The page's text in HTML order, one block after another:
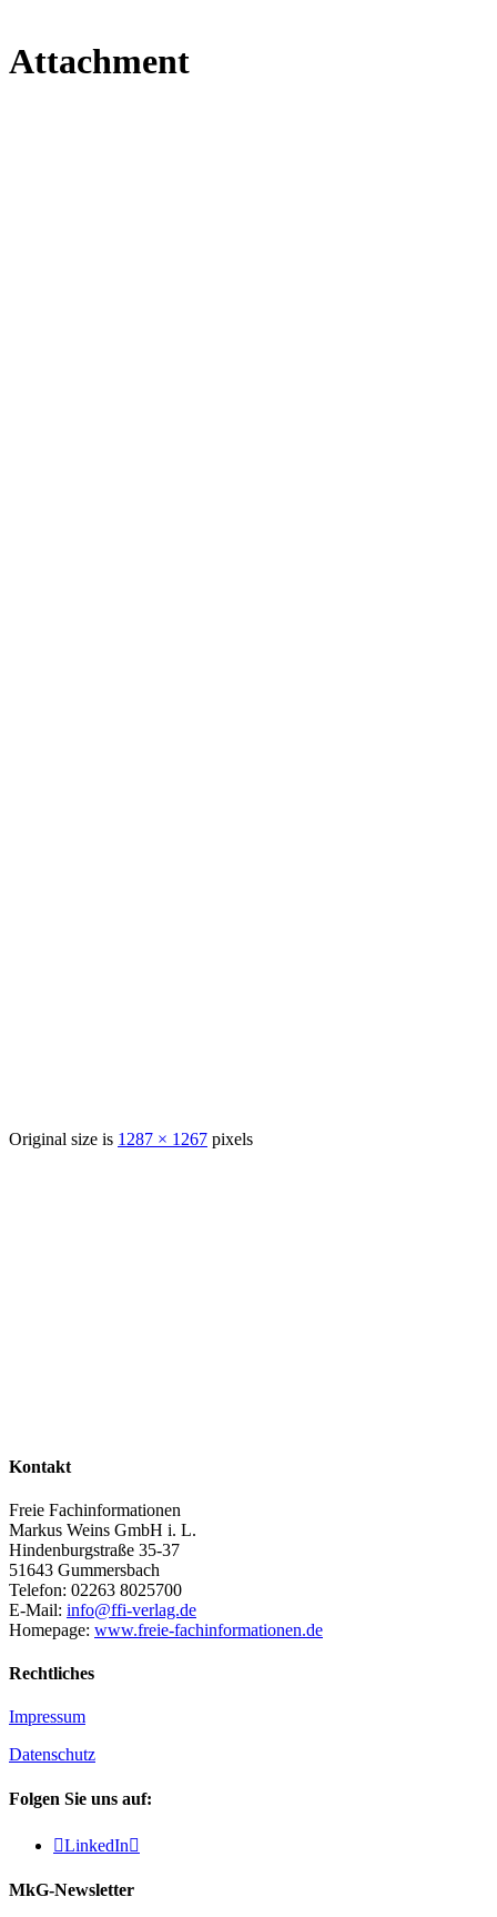
Attachment
Original size is 1287 × 1267 pixels
Kontakt
Freie Fachinformationen
Markus Weins GmbH i. L.
Hindenburgstraße 35-37
51643 Gummersbach
Telefon: 02263 8025700
E-Mail: info@ffi-verlag.de
Homepage: www.freie-fachinformationen.de
Rechtliches
Impressum
Datenschutz
Folgen Sie uns auf:
LinkedIn
MkG-Newsletter